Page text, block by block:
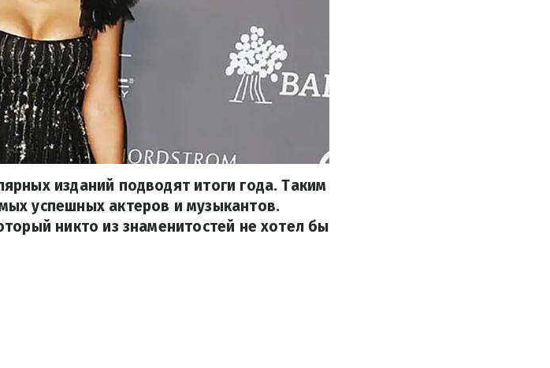
изданий подводят итоги года. Таким
успешных актеров и музыкантов.
никто из знаменитостей не хотел бы